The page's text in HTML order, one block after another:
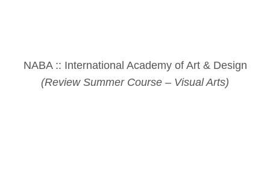
NABA :: International Academy of Art & Design
(Review Summer Course – Visual Arts)